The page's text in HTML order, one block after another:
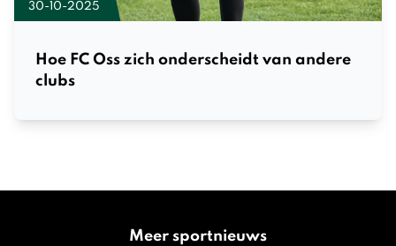
30-10-2025
Hoe FC Oss zich onderscheidt van andere
clubs
Meer sportnieuws